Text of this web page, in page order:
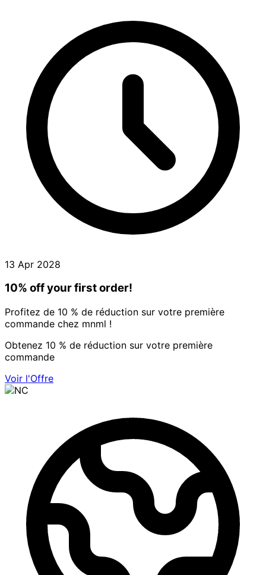
13 Apr 2028
10% off your first order!
Profitez de 10 % de réduction sur votre première
commande chez mnml !
Obtenez 10 % de réduction sur votre première
commande
Voir l'Offre